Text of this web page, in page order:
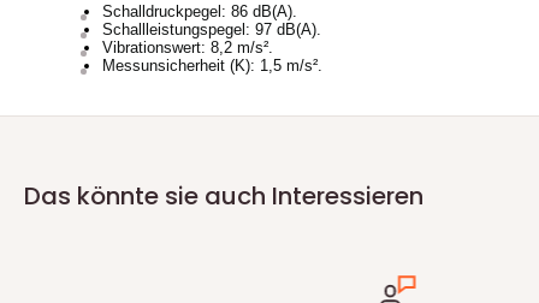
Schalldruckpegel: 86 dB(A).
Schallleistungspegel: 97 dB(A).
Vibrationswert: 8,2 m/s².
Messunsicherheit (K): 1,5 m/s².
Das könnte sie auch Interessieren